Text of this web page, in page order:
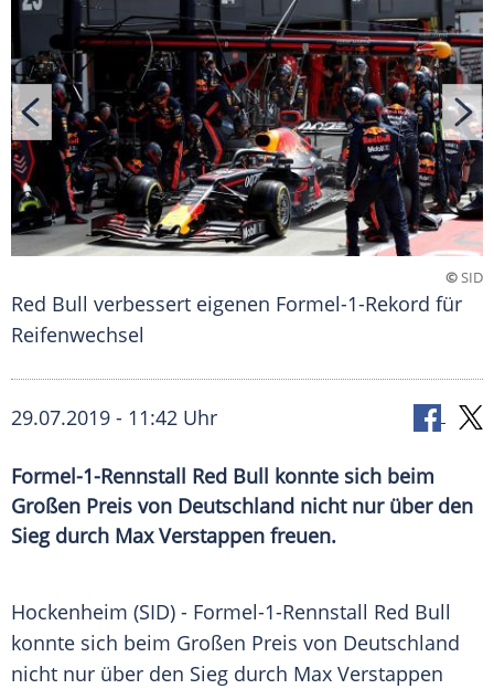
©SID
Red Bull verbessert eigenen Formel-1-Rekord für
Reifenwechsel
29.07.2019 - 11:42 Uhr
Formel-1-Rennstall Red Bull konnte sich beim
Großen Preis von Deutschland nicht nur über den
Sieg durch Max Verstappen freuen.
Hockenheim (SID) - Formel-1-Rennstall Red Bull
konnte sich beim Großen Preis von Deutschland
nicht nur über den Sieg durch Max Verstappen